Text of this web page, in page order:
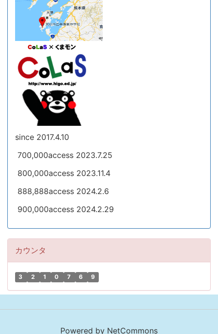
since 2017.4.10
700,000access 2023.7.25
800,000access 2023.11.4
888,888access 2024.2.6
900,000access 2024.2.29
カウンタ
3 2 1 0 7 6 9
Powered by NetCommons